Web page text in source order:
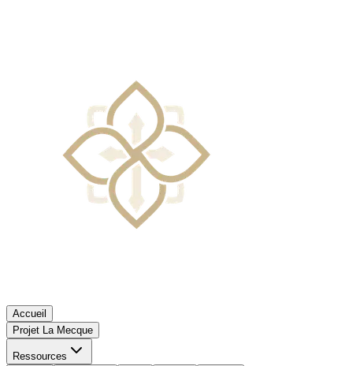
Accueil
Projet La Mecque
Ressources